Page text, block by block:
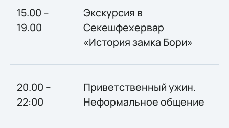
15.00 –
19.00
Экскурсия в
Секешфехервар
«История замка Бори»
20.00 –
22:00
Приветственный ужин.
Неформальное общение